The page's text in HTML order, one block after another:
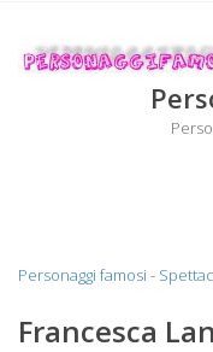
Personaggi famosi -
Francesca